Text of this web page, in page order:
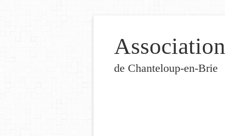
de Chanteloup-en-Brie